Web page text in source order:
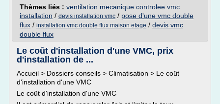
Thèmes liés : ventilation mecanique controlee vmc
installation / devis installation vmc / pose d'une vmc double
flux / installation vmc double flux maison etage / devis vmc
double flux
Le coût d'installation d'une VMC, prix
d'installation de ...
Accueil > Dossiers conseils > Climatisation > Le coût
d'installation d'une VMC
Le coût d'installation d'une VMC